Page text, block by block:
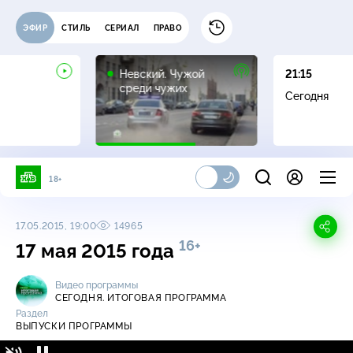
ЭФИР СТИЛЬ СЕРИАЛ ПРАВО
Невский. Чужой
среди чужих
16+
21:15
Сегодня
18+
17.05.2015, 19:00 14965
17 мая 2015 года 16+
Видео программы
СЕГОДНЯ. ИТОГОВАЯ ПРОГРАММА
Раздел
ВЫПУСКИ ПРОГРАММЫ